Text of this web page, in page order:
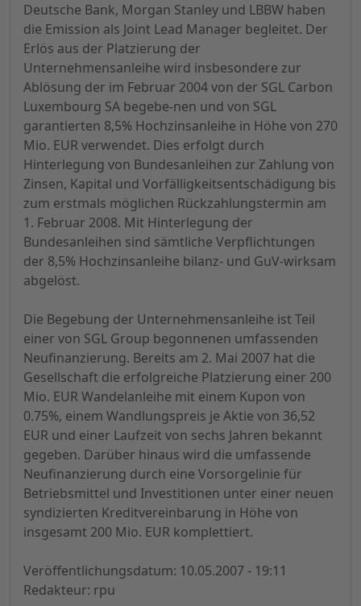
Deutsche Bank, Morgan Stanley und LBBW haben
die Emission als Joint Lead Manager begleitet. Der
Erlös aus der Platzierung der
Unternehmensanleihe wird insbesondere zur
Ablösung der im Februar 2004 von der SGL Carbon
Luxembourg SA begebe-nen und von SGL
garantierten 8,5% Hochzinsanleihe in Höhe von 270
Mio. EUR verwendet. Dies erfolgt durch
Hinterlegung von Bundesanleihen zur Zahlung von
Zinsen, Kapital und Vorfälligkeitsentschädigung bis
zum erstmals möglichen Rückzahlungstermin am
1. Februar 2008. Mit Hinterlegung der
Bundesanleihen sind sämtliche Verpflichtungen
der 8,5% Hochzinsanleihe bilanz- und GuV-wirksam
abgelöst.
Die Begebung der Unternehmensanleihe ist Teil
einer von SGL Group begonnenen umfassenden
Neufinanzierung. Bereits am 2. Mai 2007 hat die
Gesellschaft die erfolgreiche Platzierung einer 200
Mio. EUR Wandelanleihe mit einem Kupon von
0.75%, einem Wandlungspreis je Aktie von 36,52
EUR und einer Laufzeit von sechs Jahren bekannt
gegeben. Darüber hinaus wird die umfassende
Neufinanzierung durch eine Vorsorgelinie für
Betriebsmittel und Investitionen unter einer neuen
syndizierten Kreditvereinbarung in Höhe von
insgesamt 200 Mio. EUR komplettiert.
Veröffentlichungsdatum: 10.05.2007 - 19:11
Redakteur: rpu